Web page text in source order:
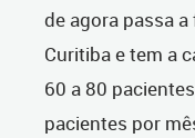
de agora passa
Curitiba e tem a
60 a 80
pacientes por